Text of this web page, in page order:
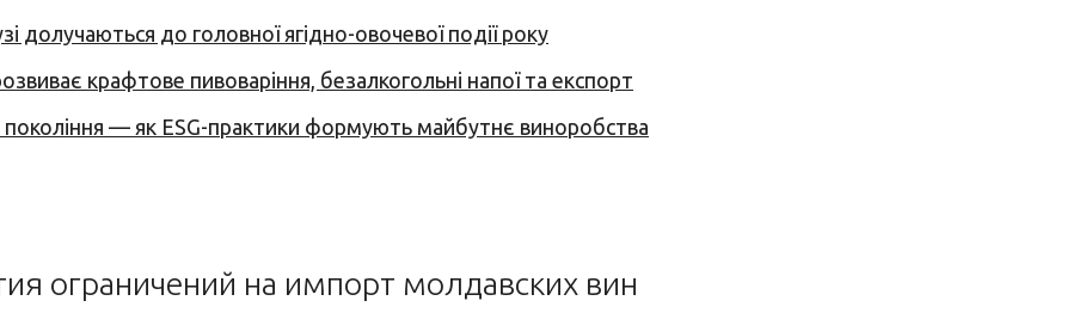
долучаються до головної ягідно-овочевої події року
крафтове пивоваріння, безалкогольні напої та експорт
покоління — як ESG-практики формують майбутнє виноробства
ограничений на импорт молдавских вин